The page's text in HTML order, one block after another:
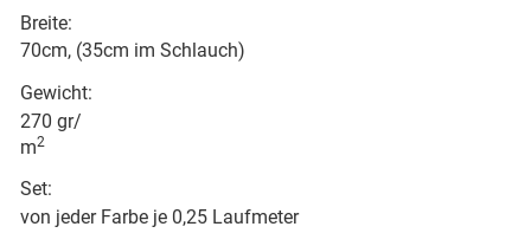
Breite:
70cm, (35cm im Schlauch)
Gewicht:
270 gr/
m2
Set:
von jeder Farbe je 0,25 Laufmeter